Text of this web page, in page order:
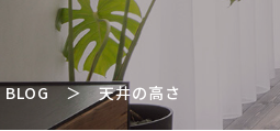
BLOG＞天井の高さ